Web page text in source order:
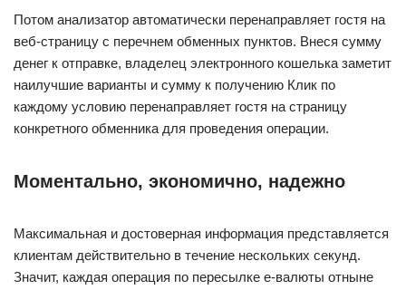
Потом анализатор автоматически перенаправляет гостя на
веб-страницу с перечнем обменных пунктов. Внеся сумму
денег к отправке, владелец электронного кошелька заметит
наилучшие варианты и сумму к получению Клик по
каждому условию перенаправляет гостя на страницу
конкретного обменника для проведения операции.
Моментально, экономично, надежно
Максимальная и достоверная информация представляется
клиентам действительно в течение нескольких секунд.
Значит, каждая операция по пересылке е-валюты отныне